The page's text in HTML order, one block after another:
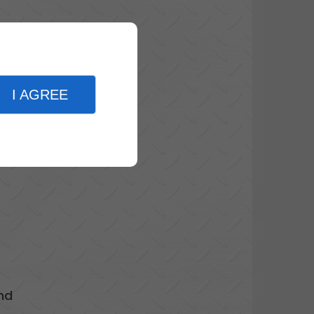
I AGREE